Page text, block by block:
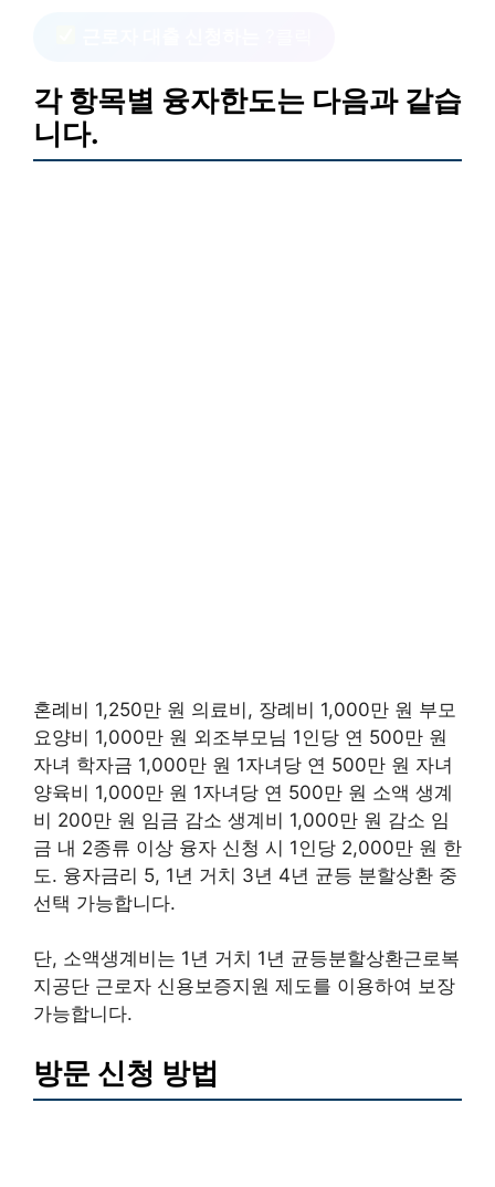
각 항목별 융자한도는 다음과 같습
니다.
혼례비 1,250만 원 의료비, 장례비 1,000만 원 부모
요양비 1,000만 원 외조부모님 1인당 연 500만 원
자녀 학자금 1,000만 원 1자녀당 연 500만 원 자녀
양육비 1,000만 원 1자녀당 연 500만 원 소액 생계
비 200만 원 임금 감소 생계비 1,000만 원 감소 임
금 내 2종류 이상 융자 신청 시 1인당 2,000만 원 한
도. 융자금리 5, 1년 거치 3년 4년 균등 분할상환 중
선택 가능합니다.
단, 소액생계비는 1년 거치 1년 균등분할상환근로복
지공단 근로자 신용보증지원 제도를 이용하여 보장
가능합니다.
방문 신청 방법